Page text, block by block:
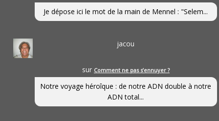
Je dépose ici le mot de la main de Mennel : "Selem...
jacou
sur Comment ne pas s’ennuyer ?
Notre voyage héroîque : de notre ADN double à notre
ADN total...